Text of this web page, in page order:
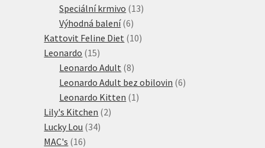
produktů
Speciální krmivo 1313
Výhodná balení 66
produktů
Kattovit Feline Diet 1010
Leonardo 1515
produktů
Leonardo Adult 88
produktů
Leonardo Adult bez obilovin 66
Leonardo Kitten 1 1
Lily's Kitchen 22
Lucky Lou 3434
MAC's 1616